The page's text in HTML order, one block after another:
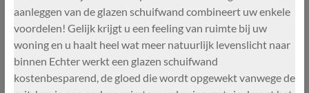
aanleggen van de glazen schuifwand combineert uw enkele
voordelen! Gelijk krijgt u een feeling van ruimte bij uw
woning en u haalt heel wat meer natuurlijk levenslicht naar
binnen Echter werkt een glazen schuifwand
kostenbesparend, de gloed die wordt opgewekt vanwege de